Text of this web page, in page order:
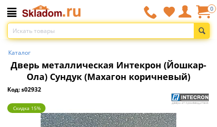
0
Каталог
Дверь металлическая Интекрон (Йошкар-
Ола) Сундук (Махагон коричневый)
Код: s02932
Скидка 15%